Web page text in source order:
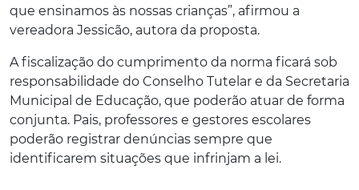
que ensinamos às nossas crianças”, afirmou a
vereadora Jessicão, autora da proposta.
A fiscalização do cumprimento da norma ficará sob
responsabilidade do Conselho Tutelar e da Secretaria
Municipal de Educação, que poderão atuar de forma
conjunta. Pais, professores e gestores escolares
poderão registrar denúncias sempre que
identificarem situações que infrinjam a lei.